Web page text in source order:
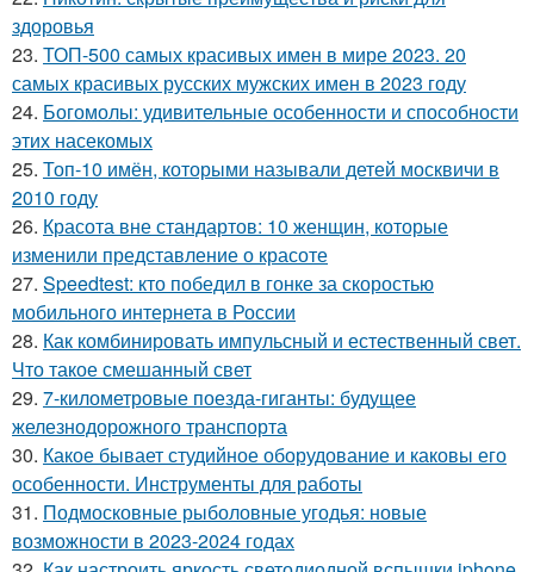
здоровья
23. ТОП-500 самых красивых имен в мире 2023. 20
самых красивых русских мужских имен в 2023 году
24. Богомолы: удивительные особенности и способности
этих насекомых
25. Топ-10 имён, которыми называли детей москвичи в
2010 году
26. Красота вне стандартов: 10 женщин, которые
изменили представление о красоте
27. Speedtest: кто победил в гонке за скоростью
мобильного интернета в России
28. Как комбинировать импульсный и естественный свет.
Что такое смешанный свет
29. 7-километровые поезда-гиганты: будущее
железнодорожного транспорта
30. Какое бывает студийное оборудование и каковы его
особенности. Инструменты для работы
31. Подмосковные рыболовные угодья: новые
возможности в 2023-2024 годах